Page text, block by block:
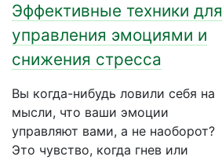
Эффективные техники для
управления эмоциями и
снижения стресса
Вы когда-нибудь ловили себя на
мысли, что ваши эмоции
управляют вами, а не наоборот?
Это чувство, когда гнев или